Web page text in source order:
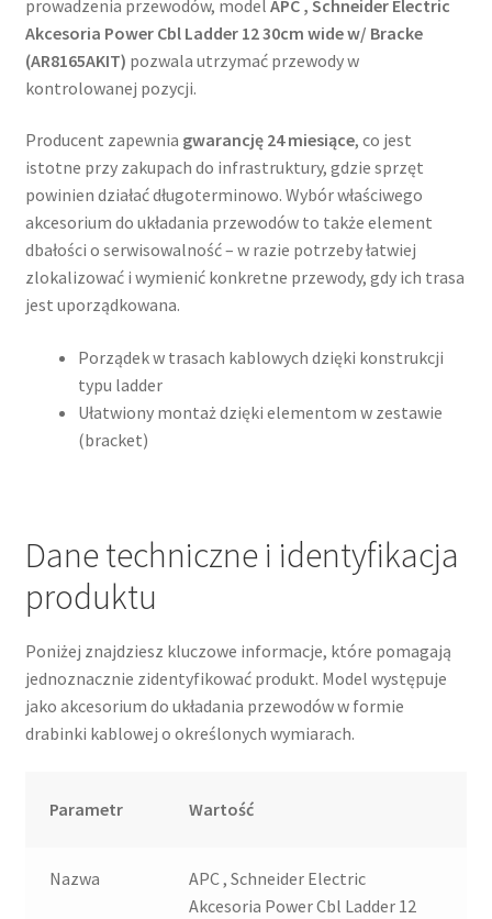
prowadzenia przewodów, model APC , Schneider Electric
Akcesoria Power Cbl Ladder 12 30cm wide w/ Bracke
(AR8165AKIT) pozwala utrzymać przewody w
kontrolowanej pozycji.
Producent zapewnia gwarancję 24 miesiące, co jest
istotne przy zakupach do infrastruktury, gdzie sprzęt
powinien działać długoterminowo. Wybór właściwego
akcesorium do układania przewodów to także element
dbałości o serwisowalność – w razie potrzeby łatwiej
zlokalizować i wymienić konkretne przewody, gdy ich trasa
jest uporządkowana.
Porządek w trasach kablowych dzięki konstrukcji
typu ladder
Ułatwiony montaż dzięki elementom w zestawie
(bracket)
Dane techniczne i identyfikacja
produktu
Poniżej znajdziesz kluczowe informacje, które pomagają
jednoznacznie zidentyfikować produkt. Model występuje
jako akcesorium do układania przewodów w formie
drabinki kablowej o określonych wymiarach.
Parametr Wartość
Nazwa
APC , Schneider Electric
Akcesoria Power Cbl Ladder 12